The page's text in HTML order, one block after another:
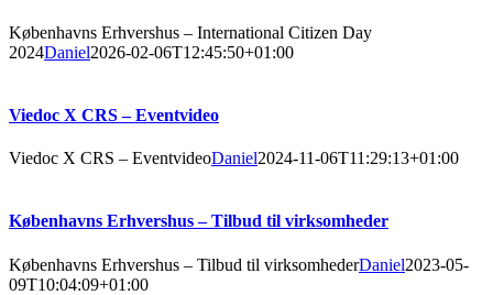
Københavns Erhvershus – International Citizen Day
2024Daniel2026-02-06T12:45:50+01:00
Viedoc X CRS – Eventvideo
Viedoc X CRS – EventvideoDaniel2024-11-06T11:29:13+01:00
Københavns Erhvershus – Tilbud til virksomheder
Københavns Erhvershus – Tilbud til virksomhederDaniel2023-05-
09T10:04:09+01:00